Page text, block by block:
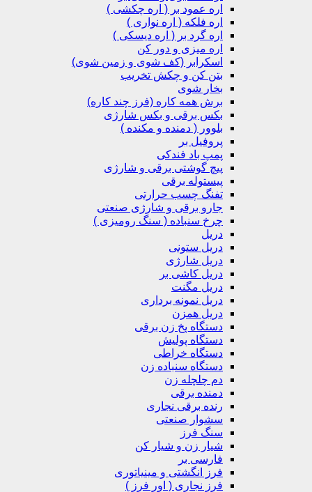
اره عمود بر ( اره چکشی )
اره فلکه ( اره نواری )
اره گرد بر ( اره دیسکی )
اره میزی و دور کن
اسکرابر (کف شوی و زمین شوی)
بتن کن و چکش تخریب
بخار شوی
برش همه کاره (فرز چند کاره)
بکس برقی و بکس شارژی
بلوور ( دمنده و مکنده )
پروفیل بر
پمپ باد فندکی
پیچ گوشتی برقی و شارژی
پیستوله برقی
تفنگ چسب حرارتی
جارو برقی و شارژی صنعتی
چرخ سنباده ( سنگ رومیزی )
دریل ستونی
دریل شارژی
دریل کاشی بر
دریل مگنت
دریل نمونه برداری
دریل همزن
دستگاه پخ زن برقی
دستگاه پولیش
دستگاه خراطی
دستگاه سنباده زن
دم چلچله زن
دمنده برقی
رنده برقی نجاری
سشوار صنعتی
سنگ فرز
شیار زن و شیار کن
فارسی بر
فرز انگشتی و مینیاتوری
فرز نجاری ( اور فرز )